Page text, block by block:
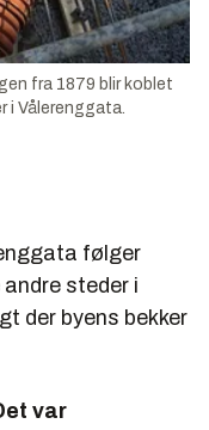
fra 1879 blir koblet
i Vålerenggata.
følger
steder i
der byens bekker
var